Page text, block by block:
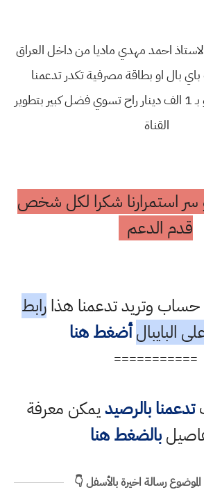
احمد مهدي ماديا من داخل العراق
بال او بطاقة مصرفية تكدر تدعمنا
بتحويل رصيد حته لو بـ 1 الف دينار راح تسوي فضل كبير بتطوير
القناة
سر استمرارنا شكرا لكل شخص
قدم الدعم
حساب وتريد تدعمنا هذارابط
البايبال أضغط هنا
===========
تدعمنا بالرصيديمكن معرفة
بالضغط هنا
رسالة اخيرة بالأسفل 👇